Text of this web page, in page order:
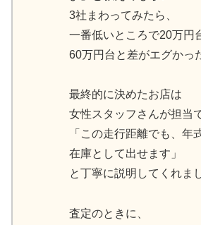
3社まわってみたら、
一番低いところで20万円
60万円台と差がエグかっ
最終的に決めたお店は
女性スタッフさんが担当
「この走行距離でも、年
在庫として出せます」
と丁寧に説明してくれま
査定のときに、